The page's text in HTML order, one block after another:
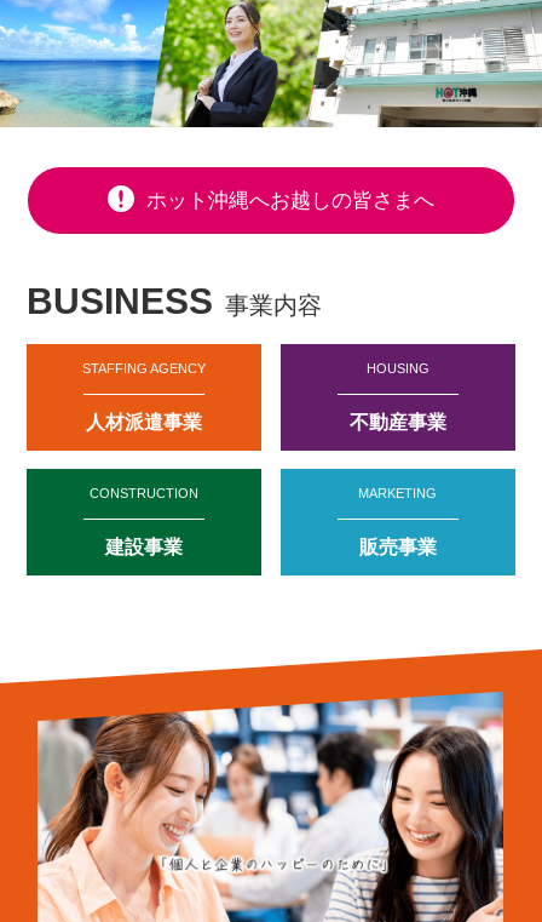
ホット沖縄へお越しの皆さまへ
BUSINESS 事業内容
STAFFING AGENCY
人材派遣事業
HOUSING
不動産事業
CONSTRUCTION
建設事業
MARKETING
販売事業